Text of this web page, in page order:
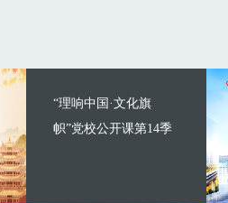
“理响中国·文化旗
帜”党校公开课第14季